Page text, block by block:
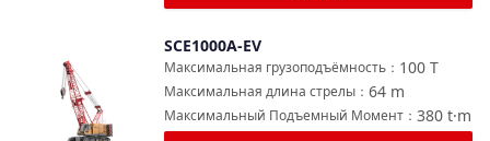
SCE1000A-EV
100 T
Максимальная грузоподъёмность ：
64 m
Максимальная длина стрелы ：
380 t·m
Максимальный Подъемный Момент ：